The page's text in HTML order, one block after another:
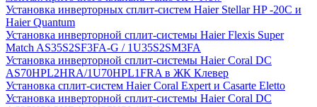
Установка инверторных сплит-систем Haier Stellar HP -20С и
Haier Quantum
Установка инверторной сплит-системы Haier Flexis Super
Match AS35S2SF3FA-G / 1U35S2SM3FA
Установка инверторной сплит-системы Haier Coral DC
AS70HPL2HRA/1U70HPL1FRA в ЖК Клевер
Установка сплит-систем Haier Coral Expert и Casarte Eletto
Установка инверторной сплит-системы Haier Coral DC